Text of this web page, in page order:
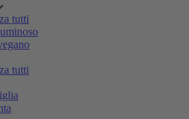
tutti
tutti